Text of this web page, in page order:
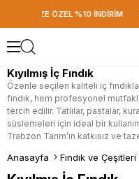
ÖZEL %10 İNDİRİM
Kıyılmış İç Fındık
Özenle seçilen kaliteli iç
fındık, hem profesyonel
tercih edilir. Tatlılar, pastalar,
süslemeleri için ideal bir
Trabzon Tarım’ın katkısız ve
zenginlik katar. Özel ambalajı
Anasayfa Fındık ve Çeşitleri